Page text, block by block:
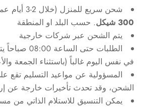
شحن سريع للمنزل (خلال 2-3 أيام عمل) بتكلفة
300 شيكل
. حسب البلد او المنطقة
يتم الشحن عبر شركات خارجية
الطلبات حتى
في نفس اليوم غالباً (باستثناء الجمعة
المسؤولية عن مواعيد التسليم تقع
الشحن، وقد تحدث تأخيرات خارجة عن
يمكن التنسيق للاستلام الذاتي من